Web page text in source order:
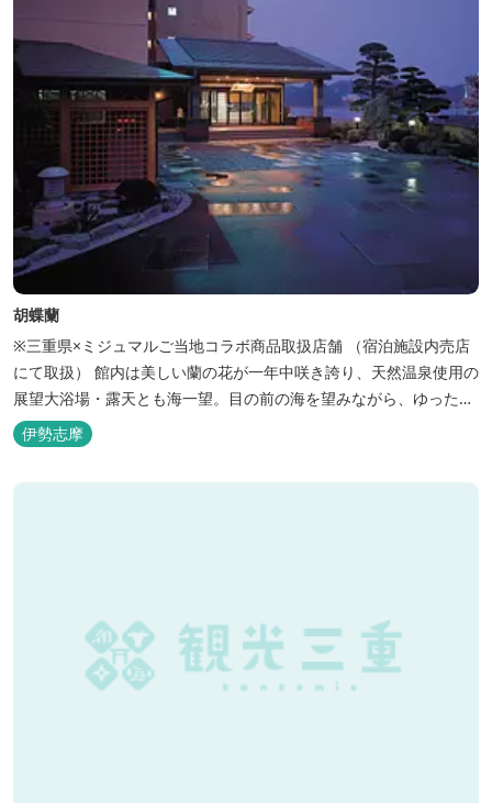
胡蝶蘭
※三重県×ミジュマルご当地コラボ商品取扱店舗 （宿泊施設内売店
にて取扱） 館内は美しい蘭の花が一年中咲き誇り、天然温泉使用の
展望大浴場・露天とも海一望。目の前の海を望みながら、ゆったり
とした時間をお過ごし下さい。
伊勢志摩